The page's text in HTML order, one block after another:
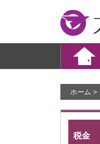
大崎町
ホーム >
税金